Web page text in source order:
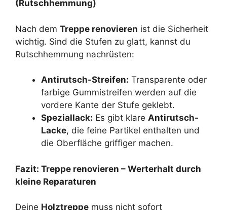
(Rutschhemmung)
Nach dem Treppe renovieren ist die Sicherheit
wichtig. Sind die Stufen zu glatt, kannst du
Rutschhemmung nachrüsten:
Antirutsch-Streifen: Transparente oder
farbige Gummistreifen werden auf die
vordere Kante der Stufe geklebt.
Speziallack: Es gibt klare Antirutsch-
Lacke, die feine Partikel enthalten und
die Oberfläche griffiger machen.
Fazit: Treppe renovieren – Werterhalt durch
kleine Reparaturen
Deine Holztreppe muss nicht sofort